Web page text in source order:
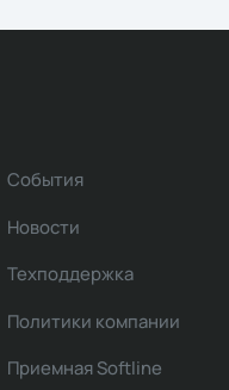
События
Новости
Техподдержка
Политики компании
Приемная Softline